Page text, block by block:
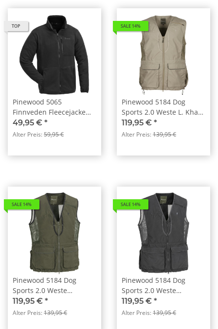
TOP
Pinewood 5065
Finnveden Fleecejacke
Schwarz (400)
49,95 € *
Alter Preis:59,95 €
SALE 14%
Pinewood 5184 Dog
Sports 2.0 Weste L. Khaki
(224)
119,95 € *
Alter Preis:139,95 €
SALE 14%
Pinewood 5184 Dog
Sports 2.0 Weste
Moosgrün (135)
119,95 € *
Alter Preis:139,95 €
SALE 14%
Pinewood 5184 Dog
Sports 2.0 Weste
Schwarz/Anthrazit (407)
119,95 € *
Alter Preis:139,95 €